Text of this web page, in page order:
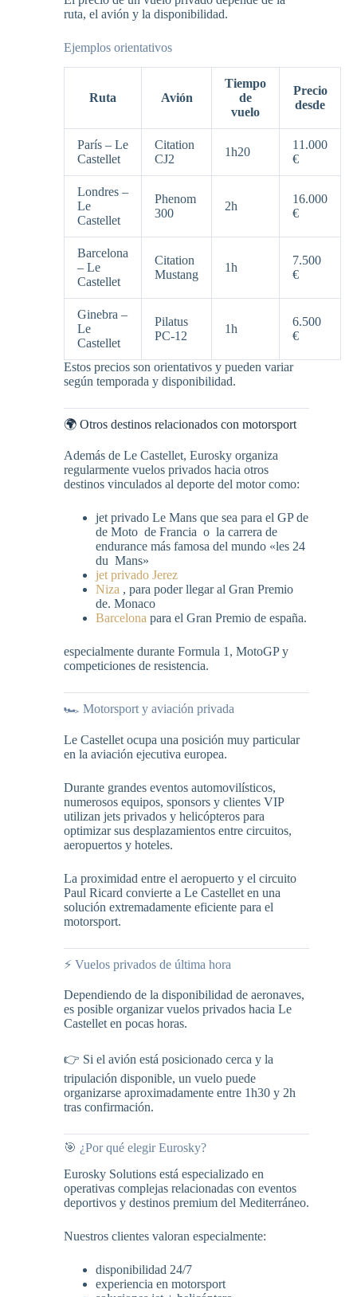
ruta, el avión y la disponibilidad.
Ejemplos orientativos
Ruta Avión
Tiempo
de
vuelo
Precio
desde
París – Le
Castellet
Citation
CJ2
1h20
11.000
€
Londres –
Le
Castellet
Phenom
300
2h
16.000
€
Barcelona
– Le
Castellet
Citation
Mustang
1h
7.500
€
Ginebra –
Le
Castellet
Pilatus
PC-12
1h
6.500
€
Estos precios son orientativos y pueden variar
según temporada y disponibilidad.
🌍 Otros destinos relacionados con motorsport
Además de Le Castellet, Eurosky organiza
regularmente vuelos privados hacia otros
destinos vinculados al deporte del motor como:
jet privado Le Mans que sea para el GP de
de Moto de Francia o la carrera de
endurance más famosa del mundo «les 24
du Mans»
jet privado Jerez
Niza , para poder llegar al Gran Premio
de. Monaco
Barcelona para el Gran Premio de españa.
especialmente durante Formula 1, MotoGP y
competiciones de resistencia.
🏎️ Motorsport y aviación privada
Le Castellet ocupa una posición muy particular
en la aviación ejecutiva europea.
Durante grandes eventos automovilísticos,
numerosos equipos, sponsors y clientes VIP
utilizan jets privados y helicópteros para
optimizar sus desplazamientos entre circuitos,
aeropuertos y hoteles.
La proximidad entre el aeropuerto y el circuito
Paul Ricard convierte a Le Castellet en una
solución extremadamente eficiente para el
motorsport.
⚡ Vuelos privados de última hora
Dependiendo de la disponibilidad de aeronaves,
es posible organizar vuelos privados hacia Le
Castellet en pocas horas.
👉 Si el avión está posicionado cerca y la
tripulación disponible, un vuelo puede
organizarse aproximadamente entre 1h30 y 2h
tras confirmación.
🎯 ¿Por qué elegir Eurosky?
Eurosky Solutions está especializado en
operativas complejas relacionadas con eventos
deportivos y destinos premium del Mediterráneo.
Nuestros clientes valoran especialmente:
disponibilidad 24/7
experiencia en motorsport